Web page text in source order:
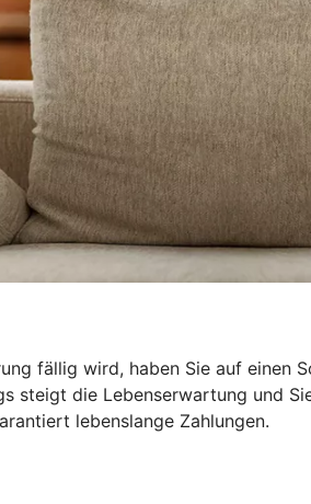
fällig wird, haben Sie auf einen
steigt die Lebenserwartung und
lebenslange Zahlungen.